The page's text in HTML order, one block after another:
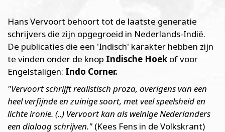
Hans Vervoort behoort tot de laatste generatie
schrijvers die zijn opgegroeid in Nederlands-Indië.
De publicaties die een 'Indisch' karakter hebben zijn
te vinden onder de knop Indische Hoek of voor
Engelstaligen: Indo Corner.
"Vervoort schrijft realistisch proza, overigens van een
heel verfijnde en zuinige soort, met veel speelsheid en
lichte ironie. (..) Vervoort kan als weinige Nederlanders
een dialoog schrijven." (Kees Fens in de Volkskrant)